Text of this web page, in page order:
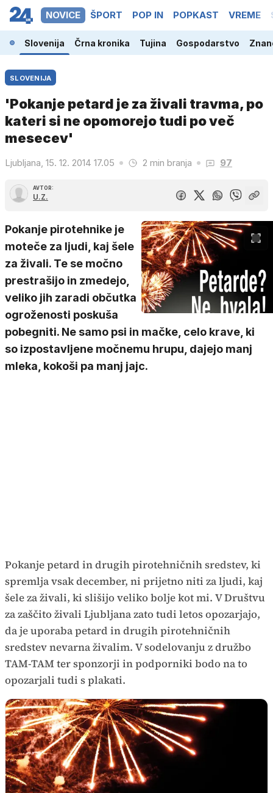
NOVICE ŠPORT POP IN POPKAST VREME
Slovenija Črna kronika Tujina Gospodarstvo
SLOVENIJA
'Pokanje petard je za živali travma, po
kateri si ne opomorejo tudi po več
mesecev'
Ljubljana, 15. 12. 2014 17.05 2 min branja 97
AVTOR:
U.Z.
Pokanje pirotehnike je
moteče za ljudi, kaj šele
za živali. Te se močno
prestrašijo in zmedejo,
veliko jih zaradi občutka
ogroženosti poskuša
pobegniti. Ne samo psi in mačke, celo krave, ki
so izpostavljene močnemu hrupu, dajejo manj
mleka, kokoši pa manj jajc.
Pokanje petard in drugih pirotehničnih sredstev, ki
spremlja vsak december, ni prijetno niti za ljudi, kaj
šele za živali, ki slišijo veliko bolje kot mi. V Društvu
za zaščito živali Ljubljana zato tudi letos opozarjajo,
da je uporaba petard in drugih pirotehničnih
sredstev nevarna živalim. V sodelovanju z družbo
TAM-TAM ter sponzorji in podporniki bodo na to
opozarjali tudi s plakati.